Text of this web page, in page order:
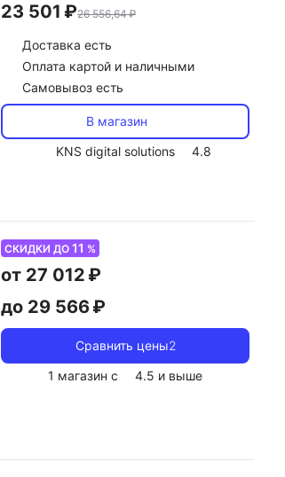
23 501 ₽26 556,64 ₽
Доставка есть
Оплата картой и наличными
Самовывоз есть
В магазин
KNS digital solutions
4.8
СКИДКИ ДО 11 %
от 27 012 ₽
до 29 566 ₽
Сравнить цены2
1 магазин с
4.5 и выше